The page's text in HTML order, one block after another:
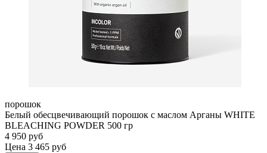
порошок
Белый обесцвечивающий порошок с маслом Арганы WHITE
BLEACHING POWDER 500 гр
4 950 руб
Цена 3 465 руб